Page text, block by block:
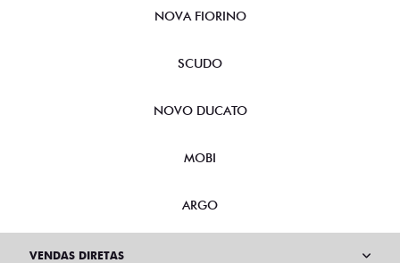
NOVA FIORINO
SCUDO
NOVO DUCATO
MOBI
ARGO
VENDAS DIRETAS